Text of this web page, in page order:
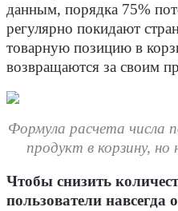
данным, порядка 75%
регулярно покидают
товарную позицию в
возвращаются за своим
Формула расчета числа
продукт в корзину, но
Чтобы снизить
пользователи навсегда